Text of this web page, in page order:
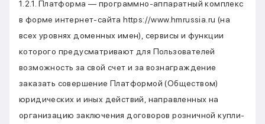
1.2.1. Платформа — программно-аппаратный комплекс
в форме интернет-сайта https://www.hmrussia.ru (на
всех уровнях доменных имен), сервисы и функции
которого предусматривают для Пользователей
возможность за свой счет и за вознаграждение
заказать совершение Платформой (Обществом)
юридических и иных действий, направленных на
организацию заключения договоров розничной купли-